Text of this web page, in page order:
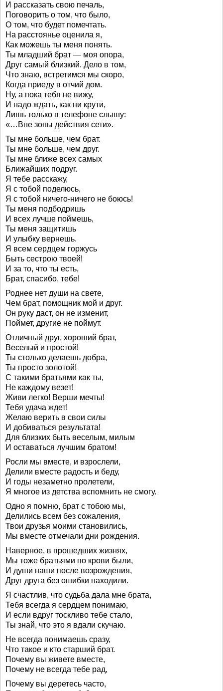
И рассказать свою печаль,
Поговорить о том, что было,
О том, что будет помечтать.
На расстоянье оценила я,
Как можешь ты меня понять.
Ты младший брат — моя опора,
Друг самый близкий. Дело в том,
Что знаю, встретимся мы скоро,
Когда приеду в отчий дом.
Ну, а пока тебя не вижу,
И надо ждать, как ни крути,
Лишь только в телефоне слышу:
«…Вне зоны действия сети».
Ты мне больше, чем брат.
Ты мне больше, чем друг.
Ты мне ближе всех самых
Ближайших подруг.
Я тебе расскажу,
Я с тобой поделюсь,
Я с тобой ничего-ничего не боюсь!
Ты меня подбодришь
И всех лучше поймешь,
Ты меня защитишь
И улыбку вернешь.
Я всем сердцем горжусь
Быть сестрою твоей!
И за то, что ты есть,
Брат, спасибо, тебе!
Роднее нет души на свете,
Чем брат, помощник мой и друг.
Он руку даст, он не изменит,
Поймет, другие не поймут.
Отличный друг, хороший брат,
Веселый и простой!
Ты столько делаешь добра,
Ты просто золотой!
С такими братьями как ты,
Не каждому везет!
Живи легко! Верши мечты!
Тебя удача ждет!
Желаю верить в свои силы
И добиваться результата!
Для близких быть веселым, милым
И оставаться лучшим братом!
Росли мы вместе, и взрослели,
Делили вместе радость и беду,
И годы незаметно пролетели,
Я многое из детства вспомнить не смогу.
Одно я помню, брат с тобою мы,
Делились всем без сожаления,
Твои друзья моими становились,
Мы вместе отмечали дни рождения.
Наверное, в прошедших жизнях,
Мы тоже братьями по крови были,
И души наши после возрождения,
Друг друга без ошибки находили.
Я счастлив, что судьба дала мне брата,
Тебя всегда я сердцем понимаю,
И если вдруг тоскливо тебе стало,
Ты знай, что это я вдали скучаю.
Не всегда понимаешь сразу,
Что такое и кто старший брат.
Почему вы живете вместе,
Почему не всегда тебе рад,
Почему вы деретесь часто,